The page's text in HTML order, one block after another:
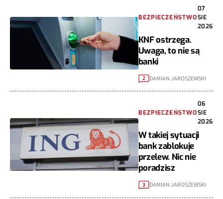
BEZPIECZEŃSTWO
07
SIE
2026
KNF ostrzega.
Uwaga, to nie są
banki
2 DAMIAN JAROSZEWSKI
BEZPIECZEŃSTWO
06
SIE
2026
W takiej sytuacji
bank zablokuje
przelew. Nic nie
poradzisz
3 DAMIAN JAROSZEWSKI